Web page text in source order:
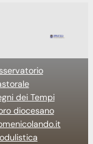
dei Tempi
diocesano